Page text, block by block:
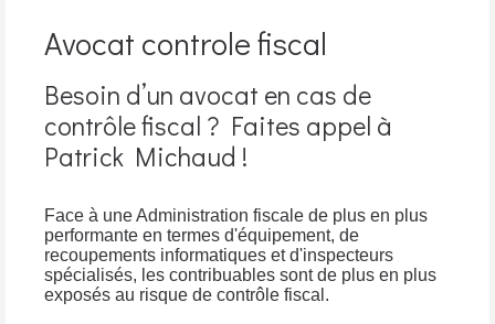
Avocat controle fiscal
Besoin d’un avocat en cas de
contrôle fiscal ? Faites appel à
Patrick Michaud !
Face à une Administration fiscale de plus en plus
performante en termes d'équipement, de
recoupements informatiques et d'inspecteurs
spécialisés, les contribuables sont de plus en plus
exposés au risque de contrôle fiscal.